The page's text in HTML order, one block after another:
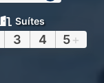
Suítes
3 4 5+